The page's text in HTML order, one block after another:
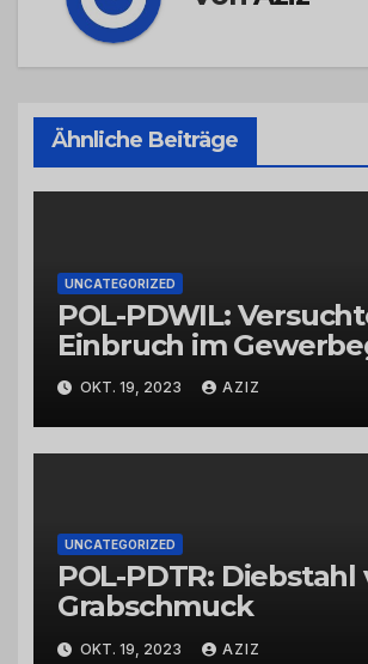
Ähnliche Beiträge
UNCATEGORIZED
POL-PDWIL:
Einbruch im
Wittlich
OKT. 19, 2023 AZIZ
UNCATEGORIZED
POL-PDTR: Diebstahl
Grabschmuck
OKT. 19, 2023 AZIZ